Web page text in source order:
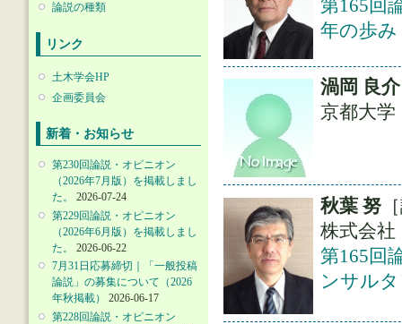
論説の種類
リンク
土木学会HP
企画委員会
新着・お知らせ
第230回論説・オピニオン
（2026年7月版）を掲載しまし
た。
2026-07-24
第229回論説・オピニオン
（2026年6月版）を掲載しまし
た。
2026-06-22
7月31日応募締切｜「一般投稿
論説」の募集について（2026
年秋掲載）
2026-06-17
第228回論説・オピニオン
第165回
年の歩
渦岡 良介
京都大学
秋葉 努
株式会
第165回
ンサル